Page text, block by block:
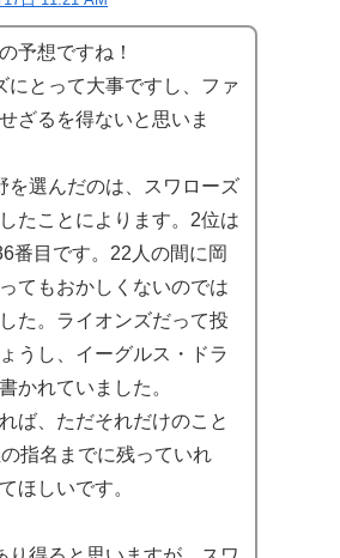
予想ですね！
にとって大事ですし、ファ
ざるを得ないと思いま
選んだのは、スワローズ
たことによります。2位は
番目です。22人の間に岡
てもおかしくないのでは
た。ライオンズだって投
うし、イーグルス・ドラ
かれていました。
ば、ただそれだけのこと
指名までに残っていれ
ほしいです。